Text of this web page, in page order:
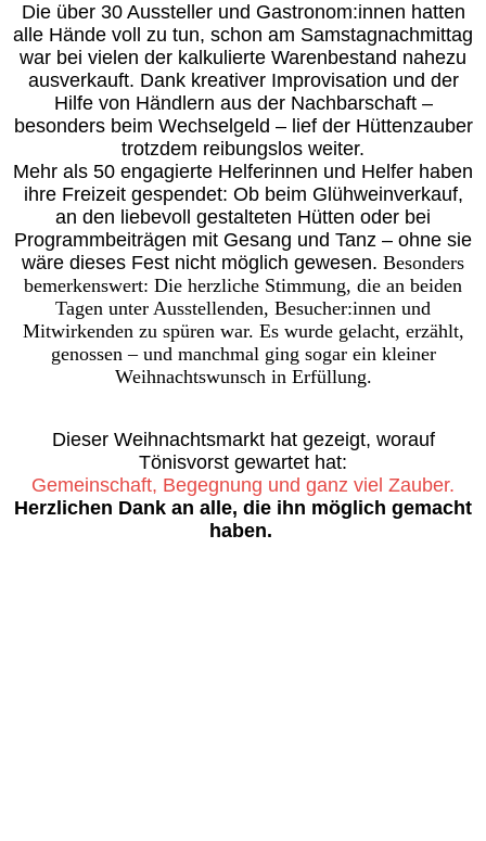
Die über 30 Aussteller und Gastronom:innen hatten
alle Hände voll zu tun, schon am Samstagnachmittag
war bei vielen der kalkulierte Warenbestand nahezu
ausverkauft. Dank kreativer Improvisation und der
Hilfe von Händlern aus der Nachbarschaft –
besonders beim Wechselgeld – lief der Hüttenzauber
trotzdem reibungslos weiter.
Mehr als 50 engagierte Helferinnen und Helfer haben
ihre Freizeit gespendet: Ob beim Glühweinverkauf,
an den liebevoll gestalteten Hütten oder bei
Programmbeiträgen mit Gesang und Tanz – ohne sie
wäre dieses Fest nicht möglich gewesen. Besonders
bemerkenswert: Die herzliche Stimmung, die an beiden
Tagen unter Ausstellenden, Besucher:innen und
Mitwirkenden zu spüren war. Es wurde gelacht, erzählt,
genossen – und manchmal ging sogar ein kleiner
Weihnachtswunsch in Erfüllung.
Dieser Weihnachtsmarkt hat gezeigt, worauf
Tönisvorst gewartet hat:
Gemeinschaft, Begegnung und ganz viel Zauber.
Herzlichen Dank an alle, die ihn möglich gemacht
haben.